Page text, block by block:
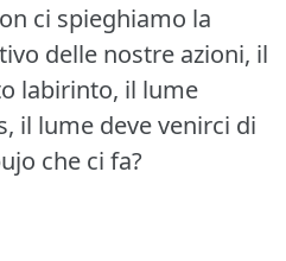
ci spieghiamo la
delle nostre azioni, il
labirinto, il lume
il lume deve venirci di
che ci fa?